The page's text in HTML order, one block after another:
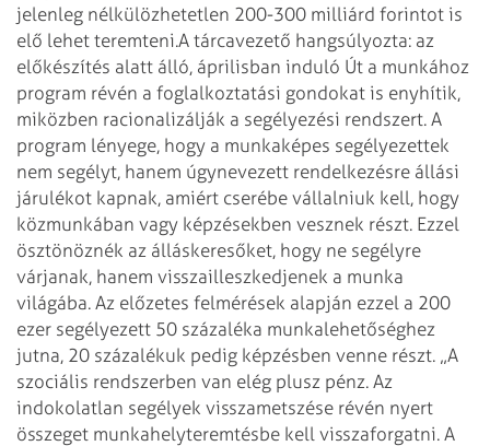
jelenleg nélkülözhetetlen 200-300 milliárd forintot is
elő lehet teremteni.A tárcavezető hangsúlyozta: az
előkészítés alatt álló, áprilisban induló Út a munkához
program révén a foglalkoztatási gondokat is enyhítik,
miközben racionalizálják a segélyezési rendszert. A
program lényege, hogy a munkaképes segélyezettek
nem segélyt, hanem úgynevezett rendelkezésre állási
járulékot kapnak, amiért cserébe vállalniuk kell, hogy
közmunkában vagy képzésekben vesznek részt. Ezzel
ösztönöznék az álláskeresőket, hogy ne segélyre
várjanak, hanem visszailleszkedjenek a munka
világába. Az előzetes felmérések alapján ezzel a 200
ezer segélyezett 50 százaléka munkalehetőséghez
jutna, 20 százalékuk pedig képzésben venne részt. „A
szociális rendszerben van elég plusz pénz. Az
indokolatlan segélyek visszametszése révén nyert
összeget munkahelyteremtésbe kell visszaforgatni. A